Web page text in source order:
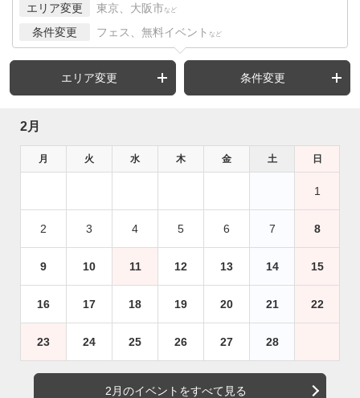
エリア変更 東京、大阪市 など
条件変更 フェス、無料イベント など
エリア変更 条件変更
2月
月 火 水 木 金 土 日
1
2 3 4 5 6 7 8
9 10 11 12 13 14 15
16 17 18 19 20 21 22
23 24 25 26 27 28
2月のイベントをすべて見る